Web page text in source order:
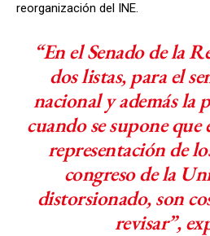
reorganización del INE.
“En el Senado de la
dos listas, para el
nacional y además la
cuando se supone que
representación de
congreso de la
distorsionado, son
revisar”,